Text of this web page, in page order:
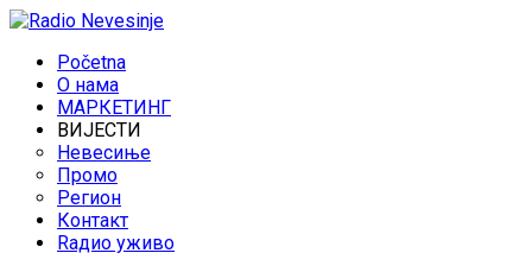
Početna
O нама
МАРКЕТИНГ
ВИЈЕСТИ
Невесиње
Промо
Регион
Контакт
Rадио уживо